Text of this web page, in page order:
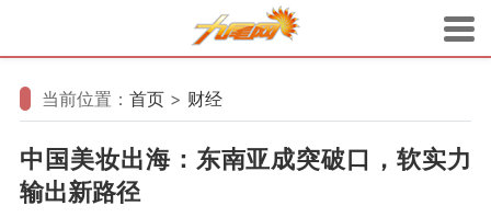
当前位置： 首页 > 财经
中国美妆出海：东南亚成突破口，软实力
输出新路径